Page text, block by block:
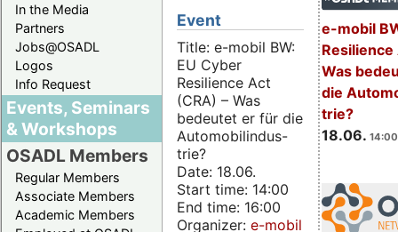
In the Media
Partners
Jobs@OSADL
Logos
Info Request
Events, Seminars
& Workshops
OSADL Members
Regular Members
Associate Members
Academic Members
e-mobil
Resilience
Was
die
trie?
18.06.
Event
Title: e-mobil BW:
EU Cyber
Resilience Act
(CRA) – Was
bedeutet er für die
Automobilindus-
trie?
Date: 18.06.
Start time: 14:00
End time: 16:00
Organizer: e-mobil